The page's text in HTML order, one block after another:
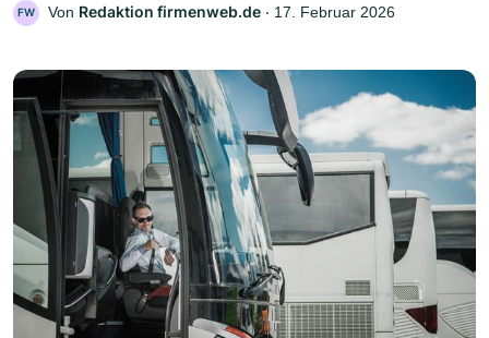
FW Von Redaktion firmenweb.de ‧ 17. Februar 2026